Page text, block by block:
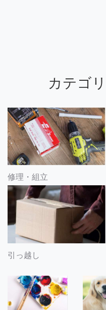
カテゴ
修理・組立
引っ越し